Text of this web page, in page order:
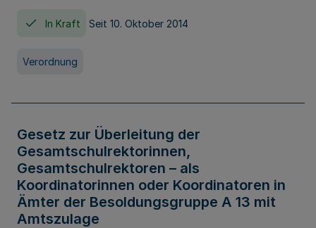
In Kraft Seit 10. Oktober 2014
Verordnung
Gesetz zur Überleitung der
Gesamtschulrektorinnen,
Gesamtschulrektoren – als
Koordinatorinnen oder Koordinatoren in
Ämter der Besoldungsgruppe A 13 mit
Amtszulage